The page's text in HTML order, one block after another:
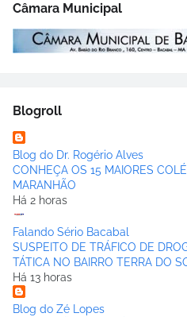
Câmara Municipal
Blogroll
Blog do Dr. Rogério Alves
CONHEÇA OS 15 MAIORES
MARANHÃO
Há 2 horas
Falando Sério Bacabal
SUSPEITO DE TRÁFICO DE
TÁTICA NO BAIRRO TERRA DO
Há 13 horas
Blog do Zé Lopes